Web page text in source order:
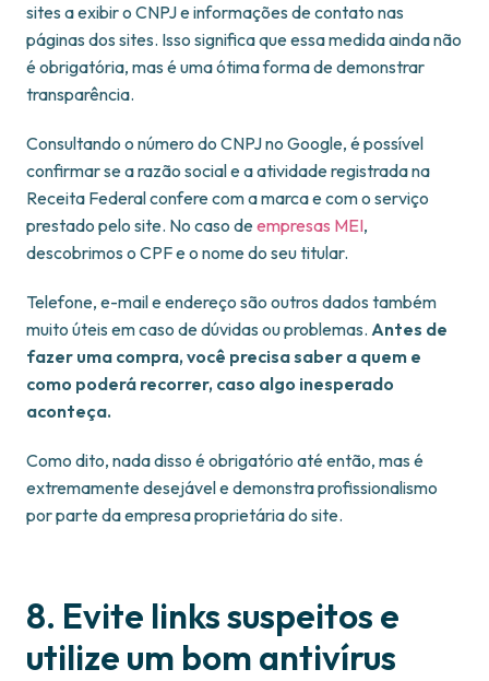
sites a exibir o CNPJ e informações de contato nas
páginas dos sites. Isso significa que essa medida ainda não
é obrigatória, mas é uma ótima forma de demonstrar
transparência.
Consultando o número do CNPJ no Google, é possível
confirmar se a razão social e a atividade registrada na
Receita Federal confere com a marca e com o serviço
prestado pelo site. No caso deempresas MEI,
descobrimos o CPF e o nome do seu titular.
Telefone, e-mail e endereço são outros dados também
muito úteis em caso de dúvidas ou problemas. Antes de
fazer uma compra, você precisa saber a quem e
como poderá recorrer, caso algo inesperado
aconteça.
Como dito, nada disso é obrigatório até então, mas é
extremamente desejável e demonstra profissionalismo
por parte da empresa proprietária do site.
8. Evite links suspeitos e
utilize um bom antivírus